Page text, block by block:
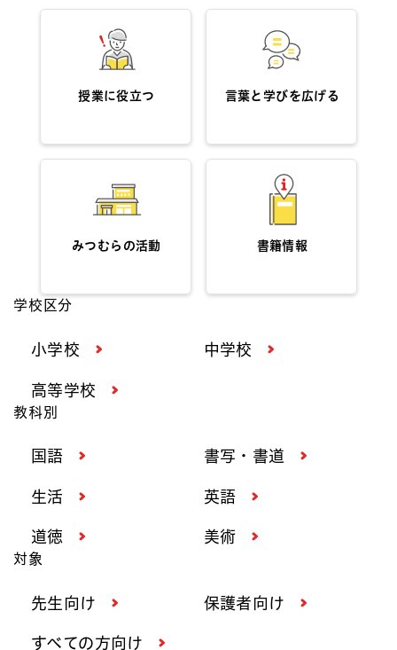
授業に役立つ 言葉と学びを広げる
みつむらの活動 書籍情報
学校区分
小学校 中学校
高等学校
教科別
国語 書写・書道
生活 英語
道徳 美術
対象
先生向け 保護者向け
すべての方向け